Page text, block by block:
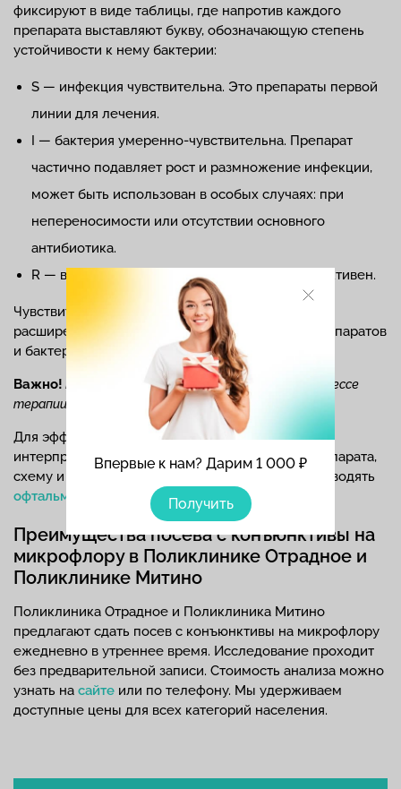
Впервые к нам? Дарим 1 000 ₽
Получить
фиксируют в виде таблицы, где напротив каждого
препарата выставляют букву, обозначающую степень
устойчивости к нему бактерии:
S — инфекция чувствительна. Это препараты первой
линии для лечения.
I — бактерия умеренно-чувствительна. Препарат
частично подавляет рост и размножение инфекции,
может быть использован в особых случаях: при
непереносимости или отсутствии основного
антибиотика.
R — возбудитель устойчив. Препарат неэффективен.
Чувствительность определяют к основному или
расширенному перечню антибактериальных препаратов
и бактериофагов.
Важно! Результаты анализа недостоверны в процессе
терапии.
Для эффективного и рационального лечения
интерпретацию результатов анализа, выбор препарата,
схему и дозировку его применения, должен проводять
офтальмолог
Преимущества посева с конъюнктивы на
микрофлору в Поликлинике Отрадное и
Поликлинике Митино
Поликлиника Отрадное и Поликлиника Митино
предлагают сдать посев с конъюнктивы на микрофлору
ежедневно в утреннее время. Исследование проходит
без предварительной записи. Стоимость анализа можно
узнать на сайте или по телефону. Мы удерживаем
доступные цены для всех категорий населения.